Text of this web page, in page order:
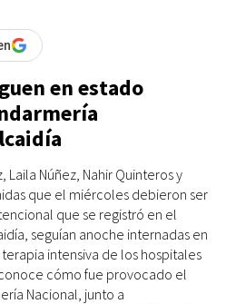
en estado
Laila Núñez, Nahir Quinteros y
que el miércoles debieron ser
que se registró en el
seguían anoche internadas en
intensiva de los hospitales
cómo fue provocado el
Nacional, junto a